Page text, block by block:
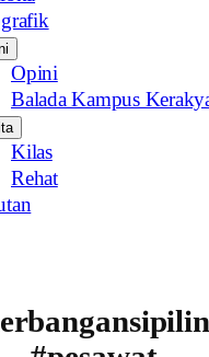
Opini
Balada Kampus
Kilas
Rehat